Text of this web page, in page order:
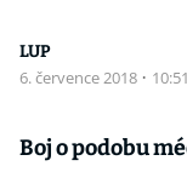
LUP
6. července 2018 · 10:51
Boj o podobu